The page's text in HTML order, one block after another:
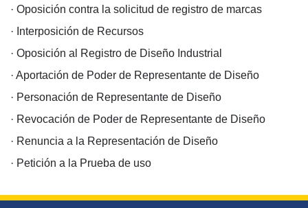
· Oposición contra la solicitud de registro de marcas
· Interposición de Recursos
· Oposición al Registro de Diseño Industrial
· Aportación de Poder de Representante de Diseño
· Personación de Representante de Diseño
· Revocación de Poder de Representante de Diseño
· Renuncia a la Representación de Diseño
· Petición a la Prueba de uso